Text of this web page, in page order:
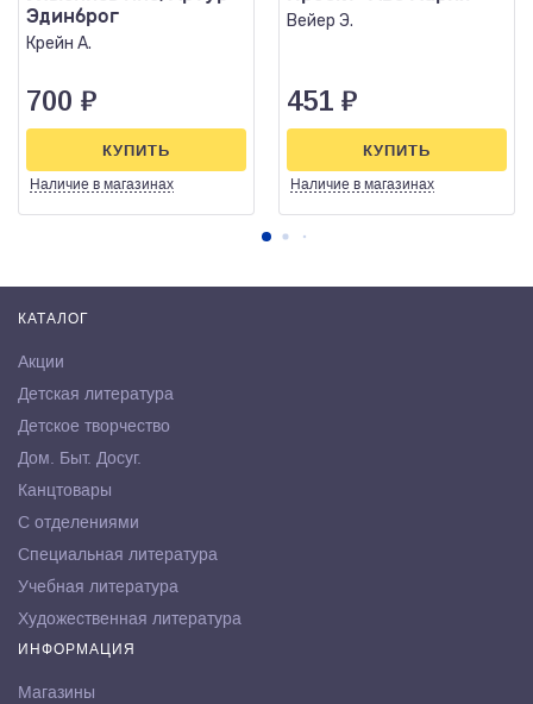
Эдинброг
Крейн А.
700 ₽
Наличие в магазинах
КУПИТЬ
Вейер Э.
451 ₽
Наличие в магазинах
КУПИТЬ
КАТАЛОГ
Акции
Детская литература
Детское творчество
Дом. Быт. Досуг.
Канцтовары
С отделениями
Специальная литература
Учебная литература
Художественная литература
ИНФОРМАЦИЯ
Магазины